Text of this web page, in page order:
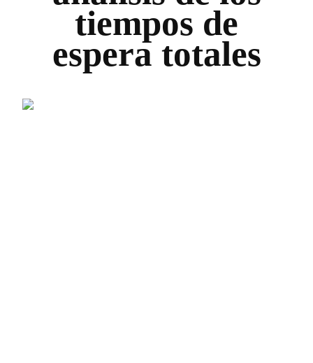
tiempos de
espera totales